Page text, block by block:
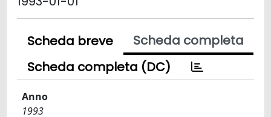
Scheda breve
Scheda completa
Scheda completa (DC)
Anno
1993